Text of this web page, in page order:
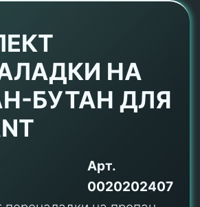
НА
БУТАН ДЛЯ
Арт.
0020202407